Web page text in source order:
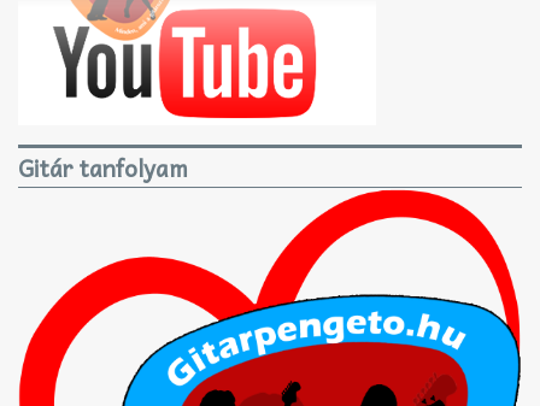
Gitár tanfolyam